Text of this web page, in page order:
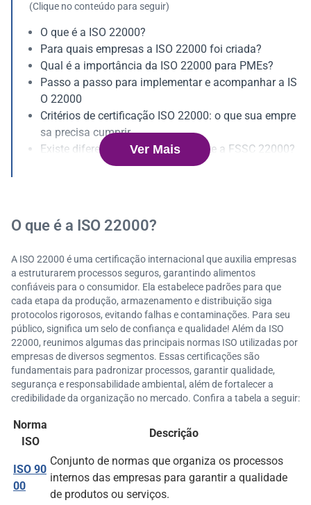
(Clique no conteúdo para seguir)
O que é a ISO 22000?
Para quais empresas a ISO 22000 foi criada?
Qual é a importância da ISO 22000 para PMEs?
Passo a passo para implementar e acompanhar a IS
O 22000
Critérios de certificação ISO 22000: o que sua empre
sa precisa cumprir
Existe diferença entre a ISO 22000 e a FSSC 22000?
ISO 22000 e ISO 9001: o que é cada uma?
vale a pena?
Ver Mais
O que é a ISO 22000?
A ISO 22000 é uma certificação internacional que auxilia empresas
a estruturarem processos seguros, garantindo alimentos
confiáveis para o consumidor. Ela estabelece padrões para que
cada etapa da produção, armazenamento e distribuição siga
protocolos rigorosos, evitando falhas e contaminações. Para seu
público, significa um selo de confiança e qualidade! Além da ISO
22000, reunimos algumas das principais normas ISO utilizadas por
empresas de diversos segmentos. Essas certificações são
fundamentais para padronizar processos, garantir qualidade,
segurança e responsabilidade ambiental, além de fortalecer a
credibilidade da organização no mercado. Confira a tabela a seguir:
Norma
ISO
Descrição
ISO 90
00
Conjunto de normas que organiza os processos
internos das empresas para garantir a qualidade
de produtos ou serviços.